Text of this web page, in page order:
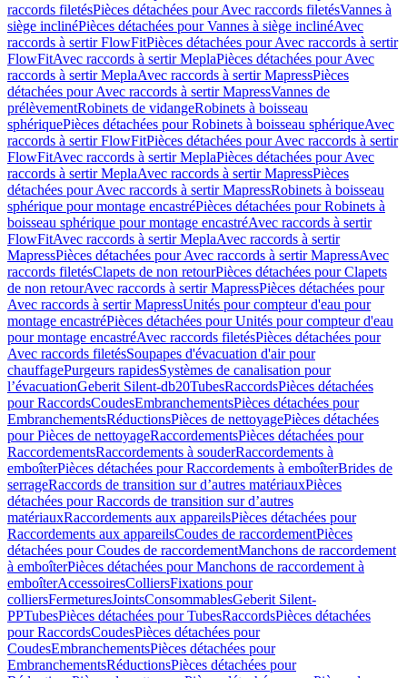
raccords filetésPièces détachées pour Avec raccords filetésVannes à
siège inclinéPièces détachées pour Vannes à siège inclinéAvec
raccords à sertir FlowFitPièces détachées pour Avec raccords à sertir
FlowFitAvec raccords à sertir MeplaPièces détachées pour Avec
raccords à sertir MeplaAvec raccords à sertir MapressPièces
détachées pour Avec raccords à sertir MapressVannes de
prélèvementRobinets de vidangeRobinets à boisseau
sphériquePièces détachées pour Robinets à boisseau sphériqueAvec
raccords à sertir FlowFitPièces détachées pour Avec raccords à sertir
FlowFitAvec raccords à sertir MeplaPièces détachées pour Avec
raccords à sertir MeplaAvec raccords à sertir MapressPièces
détachées pour Avec raccords à sertir MapressRobinets à boisseau
sphérique pour montage encastréPièces détachées pour Robinets à
boisseau sphérique pour montage encastréAvec raccords à sertir
FlowFitAvec raccords à sertir MeplaAvec raccords à sertir
MapressPièces détachées pour Avec raccords à sertir MapressAvec
raccords filetésClapets de non retourPièces détachées pour Clapets
de non retourAvec raccords à sertir MapressPièces détachées pour
Avec raccords à sertir MapressUnités pour compteur d'eau pour
montage encastréPièces détachées pour Unités pour compteur d'eau
pour montage encastréAvec raccords filetésPièces détachées pour
Avec raccords filetésSoupapes d'évacuation d'air pour
chauffagePurgeurs rapidesSystèmes de canalisation pour
l’évacuationGeberit Silent-db20TubesRaccordsPièces détachées
pour RaccordsCoudesEmbranchementsPièces détachées pour
EmbranchementsRéductionsPièces de nettoyagePièces détachées
pour Pièces de nettoyageRaccordementsPièces détachées pour
RaccordementsRaccordements à souderRaccordements à
emboîterPièces détachées pour Raccordements à emboîterBrides de
serrageRaccords de transition sur d’autres matériauxPièces
détachées pour Raccords de transition sur d’autres
matériauxRaccordements aux appareilsPièces détachées pour
Raccordements aux appareilsCoudes de raccordementPièces
détachées pour Coudes de raccordementManchons de raccordement
à emboîterPièces détachées pour Manchons de raccordement à
emboîterAccessoiresColliersFixations pour
colliersFermeturesJointsConsommablesGeberit Silent-
PPTubesPièces détachées pour TubesRaccordsPièces détachées
pour RaccordsCoudesPièces détachées pour
CoudesEmbranchementsPièces détachées pour
EmbranchementsRéductionsPièces détachées pour